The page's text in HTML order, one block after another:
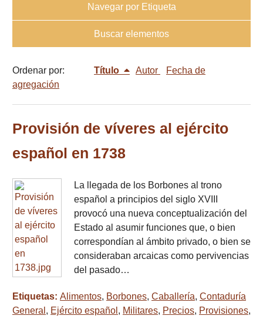
Navegar por Etiqueta
Buscar elementos
Ordenar por: Título Autor
Fecha de
agregación
Provisión de víveres al ejército
español en 1738
La llegada de los Borbones al trono
español a principios del siglo XVIII
provocó una nueva conceptualización del
Estado al asumir funciones que, o bien
correspondían al ámbito privado, o bien se
consideraban arcaicas como pervivencias
del pasado…
Etiquetas: Alimentos, Borbones, Caballería, Contaduría
General , Ejército español , Militares, Precios, Provisiones,